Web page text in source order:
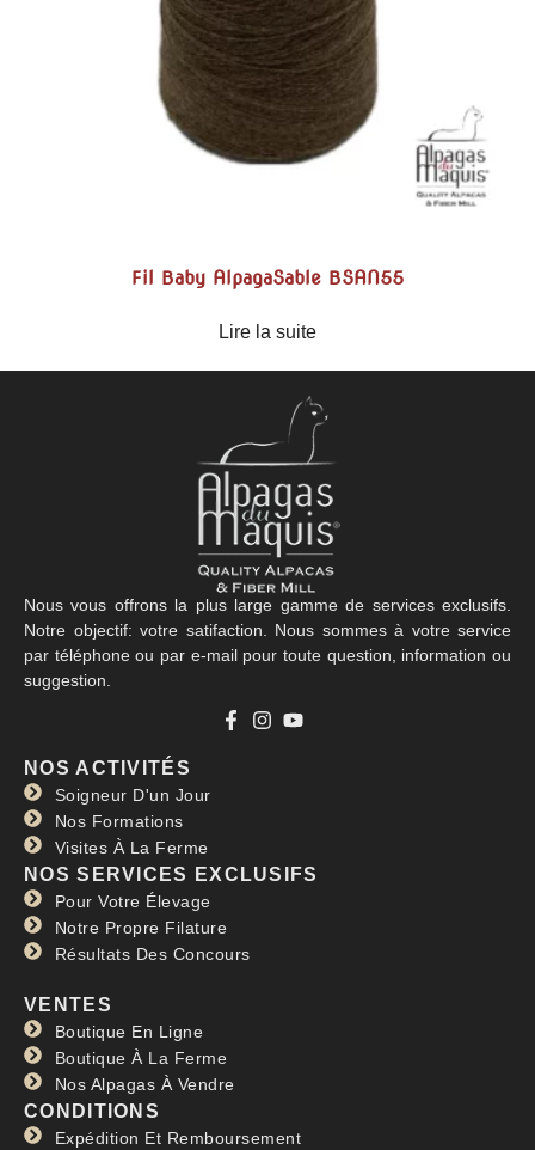
Fil Baby AlpagaSable BSAN55
Lire la suite
Nous vous offrons la plus large gamme de services exclusifs.
Notre objectif: votre satifaction. Nous sommes à votre service
par téléphone ou par e-mail pour toute question, information ou
suggestion.
NOS ACTIVITÉS
Soigneur D'un Jour
Nos Formations
Visites À La Ferme
NOS SERVICES EXCLUSIFS
Pour Votre Élevage
Notre Propre Filature
Résultats Des Concours
VENTES
Boutique En Ligne
Boutique À La Ferme
Nos Alpagas À Vendre
CONDITIONS
Expédition Et Remboursement